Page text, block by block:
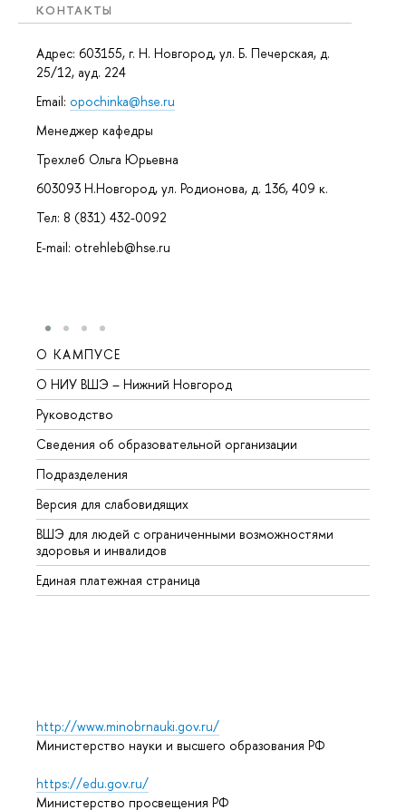
КОНТАКТЫ
Адрес: 603155, г. Н. Новгород, ул. Б. Печерская, д.
25/12, ауд. 224
Email: opochinka@hse.ru
Менеджер кафедры
Трехлеб Ольга Юрьевна
603093 Н.Новгород, ул. Родионова, д. 136, 409 к.
Тел: 8 (831) 432-0092
E-mail: otrehleb@hse.ru
О КАМПУСЕ
О НИУ ВШЭ – Нижний Новгород
Руководство
Сведения об образовательной организации
Подразделения
Версия для слабовидящих
ВШЭ для людей с ограниченными возможностями
здоровья и инвалидов
Единая платежная страница
http://www.minobrnauki.gov.ru/
Министерство науки и высшего образования РФ
https://edu.gov.ru/
Министерство просвещения РФ